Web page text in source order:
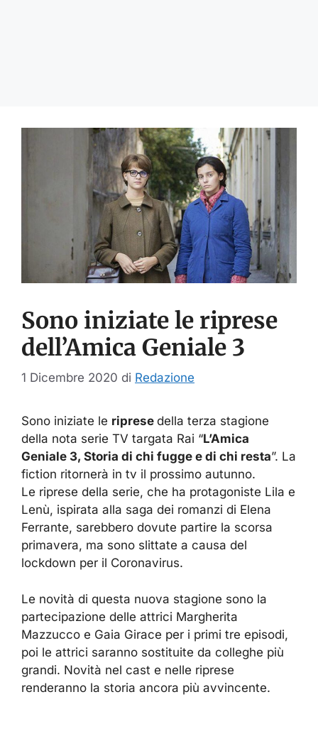
Sono iniziate le riprese
dell’Amica Geniale 3
1 Dicembre 2020 di Redazione
Sono iniziate le riprese della terza stagione
della nota serie TV targata Rai “L’Amica
Geniale 3, Storia di chi fugge e di chi resta”. La
fiction ritornerà in tv il prossimo autunno.
Le riprese della serie, che ha protagoniste Lila e
Lenù, ispirata alla saga dei romanzi di Elena
Ferrante, sarebbero dovute partire la scorsa
primavera, ma sono slittate a causa del
lockdown per il Coronavirus.
Le novità di questa nuova stagione sono la
partecipazione delle attrici Margherita
Mazzucco e Gaia Girace per i primi tre episodi,
poi le attrici saranno sostituite da colleghe più
grandi. Novità nel cast e nelle riprese
renderanno la storia ancora più avvincente.